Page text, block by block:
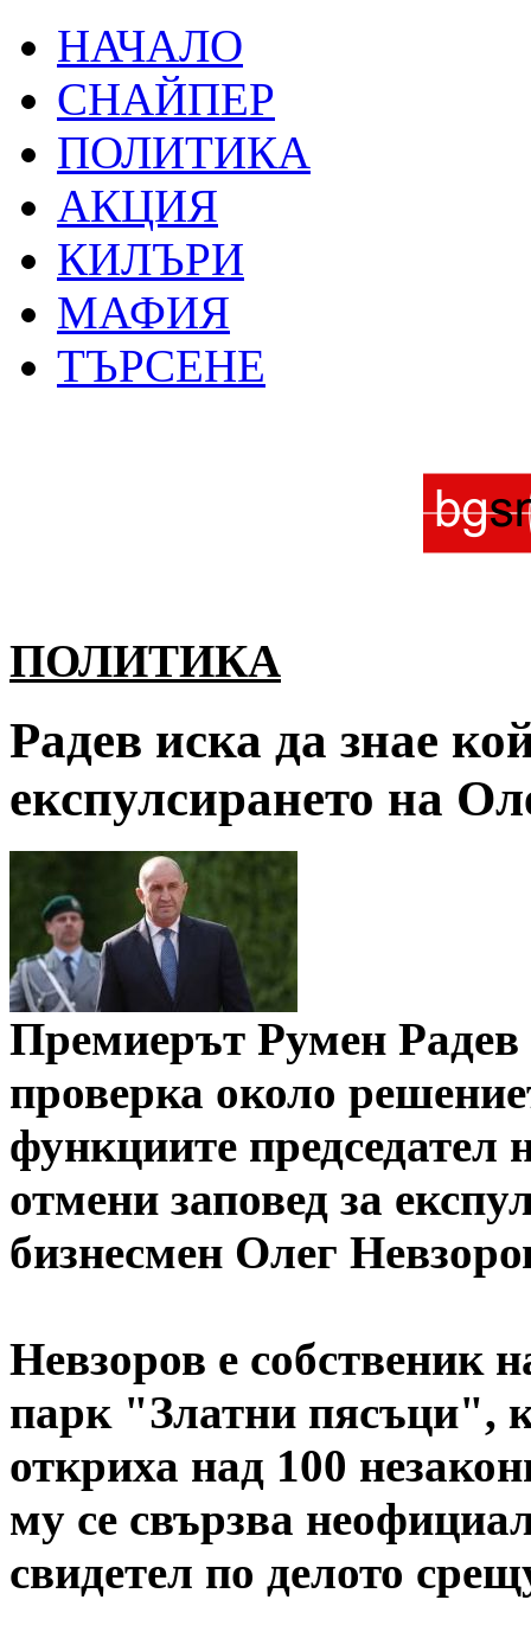
НАЧАЛО
СНАЙПЕР
ПОЛИТИКА
АКЦИЯ
КИЛЪРИ
МАФИЯ
ТЪРСЕНЕ
ПОЛИТИКА
Радев иска да знае
експулсирането на
Премиерът Румен Радев
проверка около
функциите
отмени заповед за
бизнесмен Олег
Невзоров е собственик
парк "Златни пясъци",
откриха над 100
му се свързва
свидетел по делото